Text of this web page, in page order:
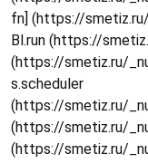
fn] (https://
Bl.run (https://
(https://smetiz.ru/
s.scheduler
(https://smetiz.ru/
(https://smetiz.ru/
(https://smetiz.ru/